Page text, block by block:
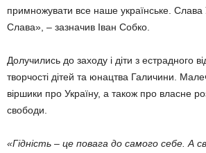
примножувати все наше українське. Слава
Слава», – зазначив Іван Собко.
Долучились до заходу і діти з естрадного
творчості дітей та юнацтва Галичини.
віршики про Україну, а також про власне
свободи.
«Гідність – це повага до самого себе. А